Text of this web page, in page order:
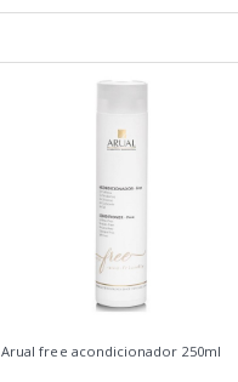
Arual free acondicionador 250ml